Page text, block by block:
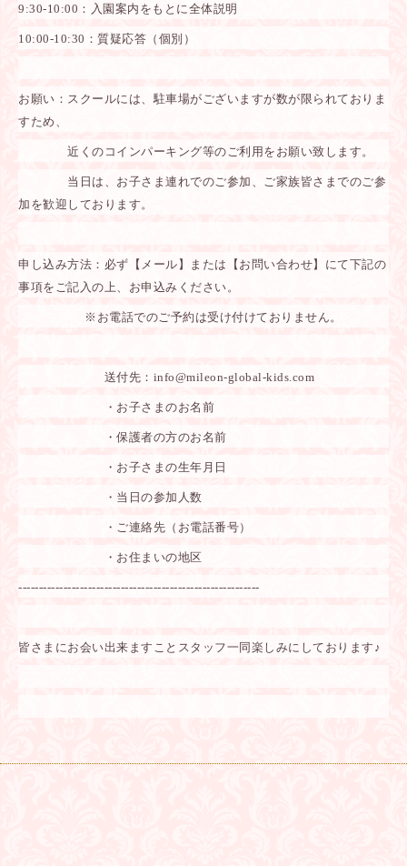
9:30-10:00：入園案内をもとに全体説明
10:00-10:30：質疑応答（個別）
お願い：スクールには、駐車場がございますが数が限られておりま
すため、
近くのコインパーキング等のご利用をお願い致します。
当日は、お子さま連れでのご参加、ご家族皆さまでのご参
加を歓迎しております。
申し込み方法：必ず【メール】または【お問い合わせ】にて下記の
事項をご記入の上、お申込みください。
※お電話でのご予約は受け付けておりません。
送付先： info@mileon-global-kids.com
・お子さまのお名前
・保護者の方のお名前
・お子さまの生年月日
・当日の参加人数
・ご連絡先（お電話番号）
・お住まいの地区
-----------------------------------------------------------
皆さまにお会い出来ますことスタッフ一同楽しみにしております♪